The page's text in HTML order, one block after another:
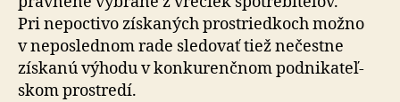
Pri ne­poc­tivo získa­ných prostriedkoch možno
v ne­posled­nom rade sle­do­vať tiež ne­čestne
získanú výhodu v kon­ku­ren­čnom pod­ni­ka­teľ­
skom prostredí.